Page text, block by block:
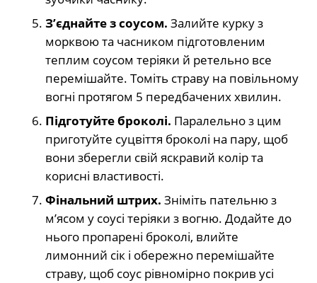
З’єднайте з соусом. Залийте курку з
морквою та часником підготовленим
теплим соусом теріяки й ретельно все
перемішайте. Томіть страву на повільному
вогні протягом 5 передбачених хвилин.
Підготуйте броколі. Паралельно з цим
приготуйте суцвіття броколі на пару, щоб
вони зберегли свій яскравий колір та
корисні властивості.
Фінальний штрих. Зніміть пательню з
м’ясом у соусі теріяки з вогню. Додайте до
нього пропарені броколі, влийте
лимонний сік і обережно перемішайте
страву, щоб соус рівномірно покрив усі